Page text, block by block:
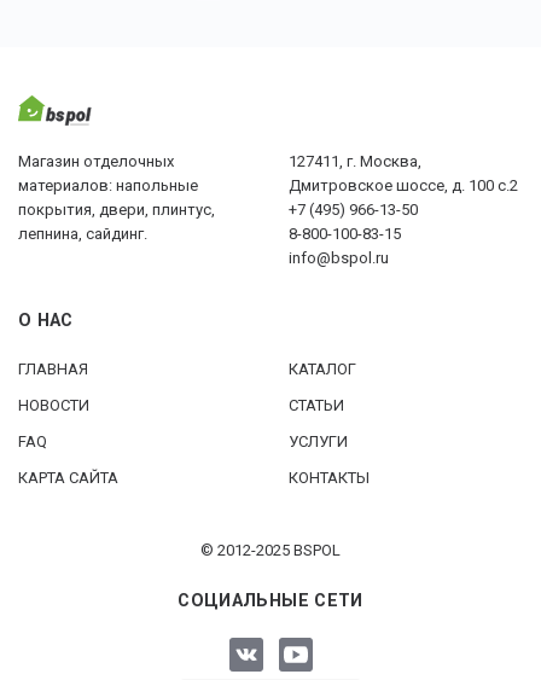
Магазин отделочных
материалов: напольные
покрытия, двери, плинтус,
лепнина, сайдинг.
127411, г. Москва,
Дмитровское шоссе, д. 100 с.2
+7 (495) 966-13-50
8-800-100-83-15
info@bspol.ru
О НАС
ГЛАВНАЯ
КАТАЛОГ
НОВОСТИ
СТАТЬИ
FAQ
УСЛУГИ
КАРТА САЙТА
КОНТАКТЫ
© 2012-2025 BSPOL
СОЦИАЛЬНЫЕ СЕТИ